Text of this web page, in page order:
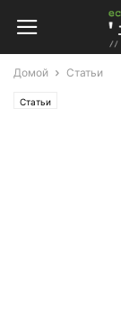
Домой Статьи
Статьи